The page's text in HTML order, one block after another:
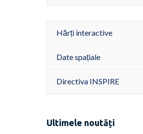
Hărți interactive
Date spațiale
Directiva INSPIRE
Ultimele noutăți